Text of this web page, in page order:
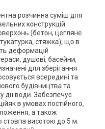
розчинна суміш для
конструкцій.
(бетон, цегляне
стяжка), що в
деформацій
душові, басейни,
для зберігання
всередині та
будівництва та
дії води. Забезпечує
в умовах постійного,
а також
стовпа висотою до 5 м.